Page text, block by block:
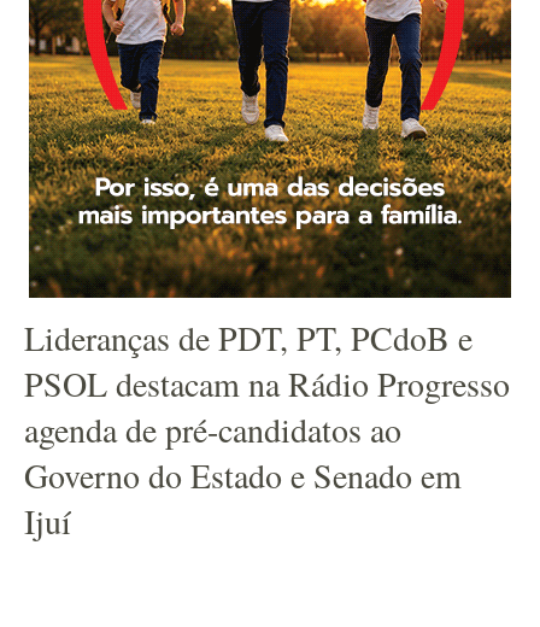
Lideranças de PDT, PT, PCdoB e
PSOL destacam na Rádio Progresso
agenda de pré-candidatos ao
Governo do Estado e Senado em
Ijuí